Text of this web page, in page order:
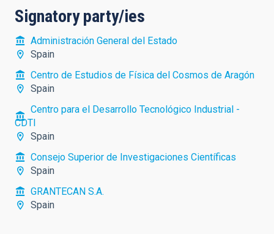
Signatory party/ies
Administración General del Estado
Spain
Centro de Estudios de Física del Cosmos de Aragón
Spain
Centro para el Desarrollo Tecnológico Industrial -
CDTI
Spain
Consejo Superior de Investigaciones Científicas
Spain
GRANTECAN S.A.
Spain